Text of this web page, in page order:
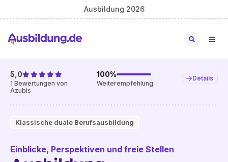
Ausbildung 2026
Klassische duale Berufsausbildung
5,0
1 Bewertungen von
Azubis
100%
Weiterempfehlung
Details
Einblicke, Perspektiven und freie Stellen